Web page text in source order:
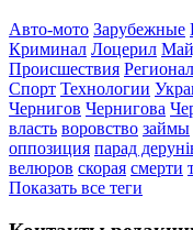
Авто-мото Зарубежные
Криминал Лоцерил
Происшествия
Спорт Технологии
Чернигов Чернигова
власть воровство займы
оппозиция парад
велюров скорая смерти
Показать все теги